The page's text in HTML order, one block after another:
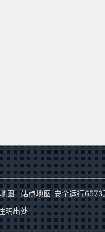
图 站点地图 安全运行6573
明出处